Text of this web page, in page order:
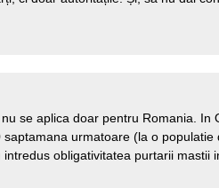
se aplica doar pentru Romania. In
urmatoare (la o populatie
obligativitatea purtarii mastii